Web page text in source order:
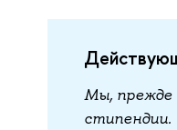
Мы, прежде